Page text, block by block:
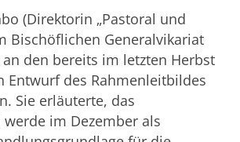
(Direktorin „Pastoral und
Bischöflichen Generalvikariat
den bereits im letzten Herbst
Entwurf des Rahmenleitbildes
Sie erläuterte, das
im Dezember als